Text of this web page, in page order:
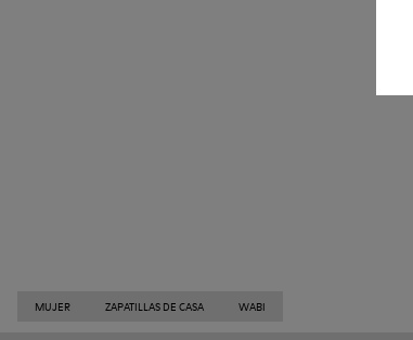
MUJER ZAPATILLAS DE CASA WABI